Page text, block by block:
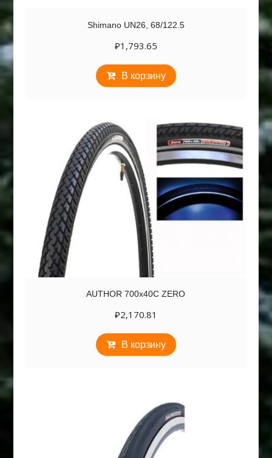
Shimano UN26, 68/122.5
₽1,793.65
В корзину
AUTHOR 700х40C ZERO
₽2,170.81
В корзину